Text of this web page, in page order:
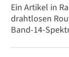
Ein Artikel in
drahtlosen
Band-14-